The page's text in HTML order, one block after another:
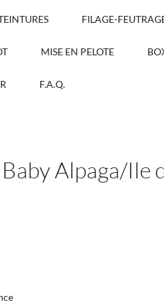
FILAGE-
MISE EN PELOTE
F.A.Q.
Alpaga/Ile